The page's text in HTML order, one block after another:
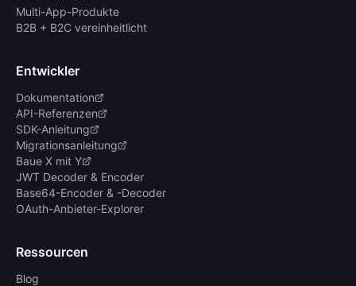
Multi-App-Produkte
B2B + B2C vereinheitlicht
Entwickler
Dokumentation
API-Referenzen
SDK-Anleitung
Migrationsanleitung
Baue X mit Y
JWT Decoder & Encoder
Base64-Encoder & -Decoder
OAuth-Anbieter-Explorer
Ressourcen
Blog